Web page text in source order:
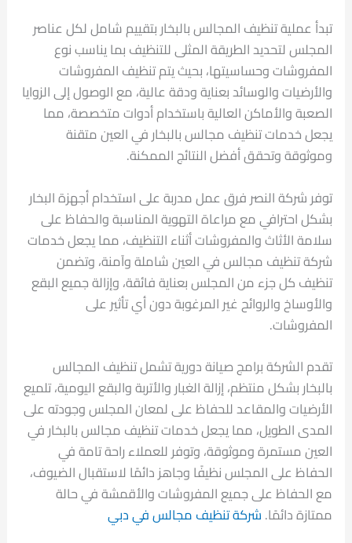
تبدأ عملية تنظيف المجالس بالبخار بتقييم شامل لكل عناصر
المجلس لتحديد الطريقة المثلى للتنظيف بما يناسب نوع
المفروشات وحساسيتها، بحيث يتم تنظيف المفروشات
والأرضيات والوسائد بعناية ودقة عالية، مع الوصول إلى الزوايا
الصعبة والأماكن العالية باستخدام أدوات متخصصة، مما
يجعل خدمات تنظيف مجالس بالبخار في العين متقنة
وموثوقة وتحقق أفضل النتائج الممكنة.
توفر شركة النصر فرق عمل مدربة على استخدام أجهزة البخار
بشكل احترافي مع مراعاة التهوية المناسبة والحفاظ على
سلامة الأثاث والمفروشات أثناء التنظيف، مما يجعل خدمات
شركة تنظيف مجالس في العين شاملة وآمنة، وتضمن
تنظيف كل جزء من المجلس بعناية فائقة، وإزالة جميع البقع
والأوساخ والروائح غير المرغوبة دون أي تأثير على
المفروشات.
تقدم الشركة برامج صيانة دورية تشمل تنظيف المجالس
بالبخار بشكل منتظم، إزالة الغبار والأتربة والبقع اليومية، تلميع
الأرضيات والمقاعد للحفاظ على لمعان المجلس وجودته على
المدى الطويل، مما يجعل خدمات تنظيف مجالس بالبخار في
العين مستمرة وموثوقة، وتوفر للعملاء راحة تامة في
الحفاظ على المجلس نظيفًا وجاهز دائمًا لاستقبال الضيوف،
مع الحفاظ على جميع المفروشات والأقمشة في حالة
ممتازة دائمًا. شركة تنظيف مجالس في دبي